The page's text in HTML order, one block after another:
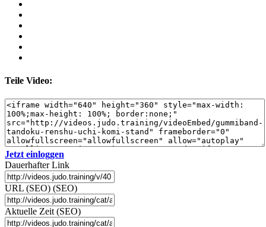
Teile Video:
Jetzt einloggen
Dauerhafter Link
URL (SEO) (SEO)
Aktuelle Zeit (SEO)